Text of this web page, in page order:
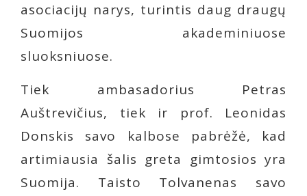
asociacijų narys, turintis daug draugų
Suomijos akademiniuose
sluoksniuose.
Tiek ambasadorius Petras
Auštrevičius, tiek ir prof. Leonidas
Donskis savo kalbose pabrėžė, kad
artimiausia šalis greta gimtosios yra
Suomija. Taisto Tolvanenas savo